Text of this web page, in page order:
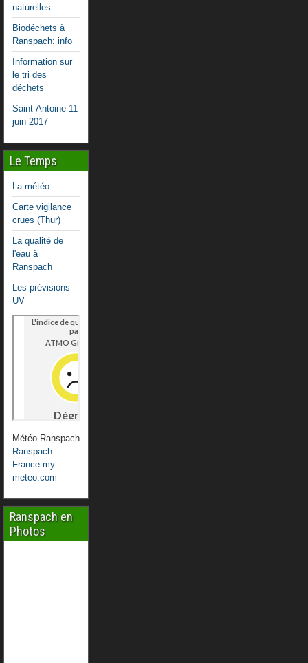
naturelles
Biodéchets à
Ranspach: info
Information sur
le tri des
déchets
Saint-Antoine 11
juin 2017
Le Temps
La météo
Carte vigilance
crues (Thur)
La qualité de
l'eau à
Ranspach
Les prévisions
UV
Météo Ranspach
Ranspach
France my-
meteo.com
Ranspach en
Photos